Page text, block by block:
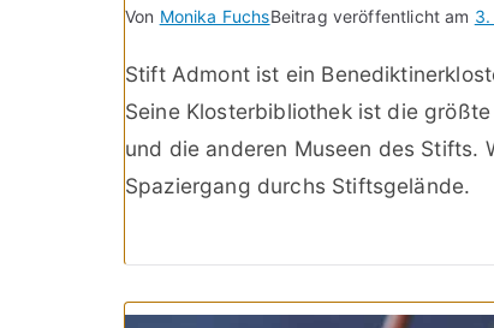
Von Monika FuchsBeitrag veröffentlicht am
Stift Admont ist ein
Seine Klosterbibliothek ist die
und die anderen Museen des Stifts.
Spaziergang durchs Stiftsgelände.